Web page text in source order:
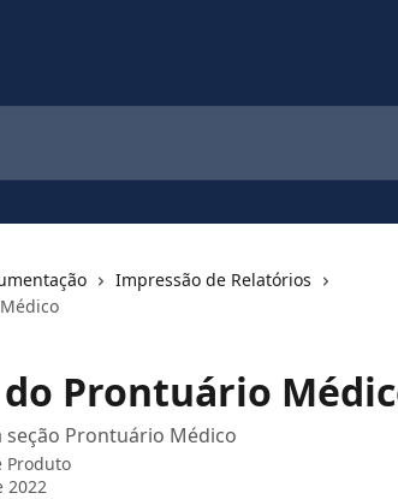
Impressão de Relatórios
Prontuário
Prontuário Médico
Produto
2022